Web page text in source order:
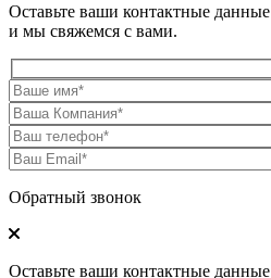
Оставьте ваши контактные данные
и мы свяжемся с вами.
Обратный звонок
Оставьте ваши контактные данные